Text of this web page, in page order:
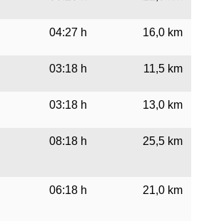
04:27 h 16,0 km
03:18 h 11,5 km
03:18 h 13,0 km
08:18 h 25,5 km
06:18 h 21,0 km